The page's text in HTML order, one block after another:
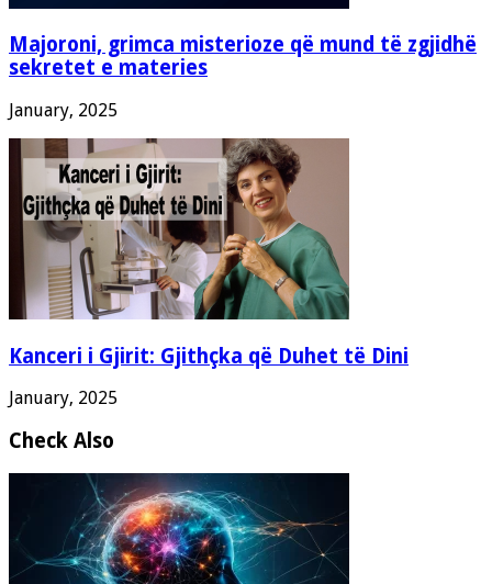
Majoroni, grimca misterioze që mund të zgjidhë
sekretet e materies
January, 2025
Kanceri i Gjirit: Gjithçka që Duhet të Dini
January, 2025
Check Also